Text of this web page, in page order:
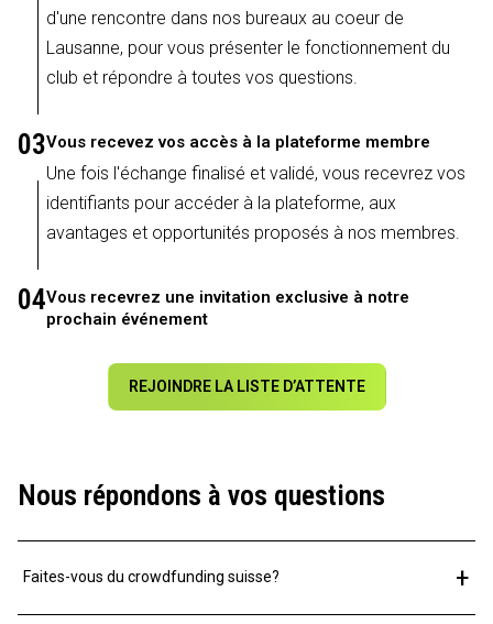
d'une rencontre dans nos bureaux au coeur de
Lausanne, pour vous présenter le fonctionnement du
club et répondre à toutes vos questions.
03Vous recevez vos accès à la plateforme membre
Une fois l'échange finalisé et validé, vous recevrez vos
identifiants pour accéder à la plateforme, aux
avantages et opportunités proposés à nos membres.
04Vous recevrez une invitation exclusive à notre
prochain événement
REJOINDRE LA LISTE D’ATTENTE
Nous répondons à vos questions
Faites-vous du crowdfunding suisse? +